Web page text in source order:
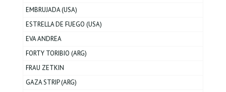
EMBRUJADA (USA)
ESTRELLA DE FUEGO (USA)
EVA ANDREA
FORTY TORIBIO (ARG)
FRAU ZETKIN
GAZA STRIP (ARG)